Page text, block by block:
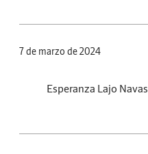
7 de marzo de 2024
Esperanza Lajo Navas